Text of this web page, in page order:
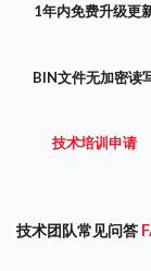
1年内免费升级更
BIN文件无加密读
技术培训申请
技术团队常见问答